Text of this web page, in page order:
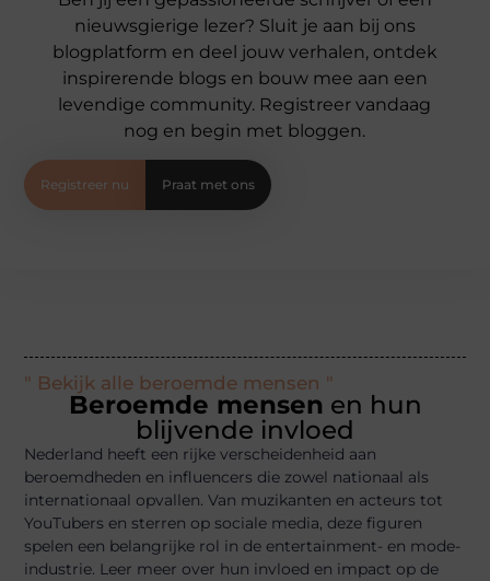
nieuwsgierige lezer? Sluit je aan bij ons
blogplatform en deel jouw verhalen, ontdek
inspirerende blogs en bouw mee aan een
levendige community. Registreer vandaag
nog en begin met bloggen.
Registreer nu Praat met ons
" Bekijk alle beroemde mensen "
Beroemde mensen en hun
blijvende invloed
Nederland heeft een rijke verscheidenheid aan
beroemdheden en influencers die zowel nationaal als
internationaal opvallen. Van muzikanten en acteurs tot
YouTubers en sterren op sociale media, deze figuren
spelen een belangrijke rol in de entertainment- en mode-
industrie. Leer meer over hun invloed en impact op de